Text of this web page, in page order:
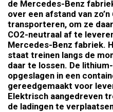
de Mercedes-Benz
over een afstand van
transporteren, om ze
CO2-neutraal af te
Mercedes-Benz fabriek.
staat treinen langs de
daar te lossen. De
opgeslagen in een
gereedgemaakt voor
Elektrisch aangedreven
de ladingen te